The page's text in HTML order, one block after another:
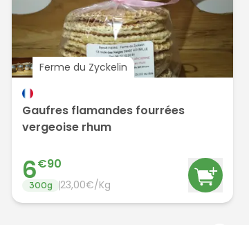
Ferme du Zyckelin
Gaufres flamandes fourrées
vergeoise rhum
6€90
300g 23,00€/Kg